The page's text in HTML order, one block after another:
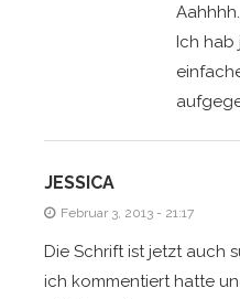
Ich hab
JESSICA
Februar 3, 2013 - 21:17
Die Schrift ist jetzt auch
ich kommentiert hatte